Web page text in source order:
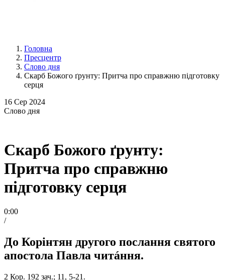
Головна
Пресцентр
Слово дня
Скарб Божого ґрунту: Притча про справжню підготовку
серця
16 Сер 2024
Слово дня
Скарб Божого ґрунту:
Притча про справжню
підготовку серця
0:00
/
До Корінтян другого послання святого
апостола Павла читáння.
2 Кор. 192 зач.; 11, 5-21.